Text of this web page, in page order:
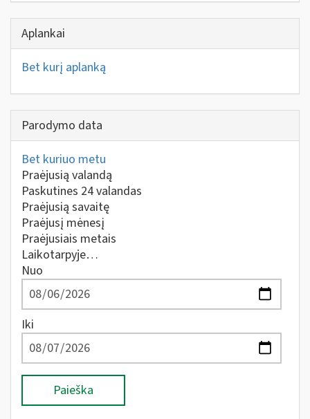
Aplankai
Bet kurį aplanką
Parodymo data
Bet kuriuo metu
Praėjusią valandą
Paskutines 24 valandas
Praėjusią savaitę
Praėjusį mėnesį
Praėjusiais metais
Laikotarpyje…
Nuo
Iki
Paieška